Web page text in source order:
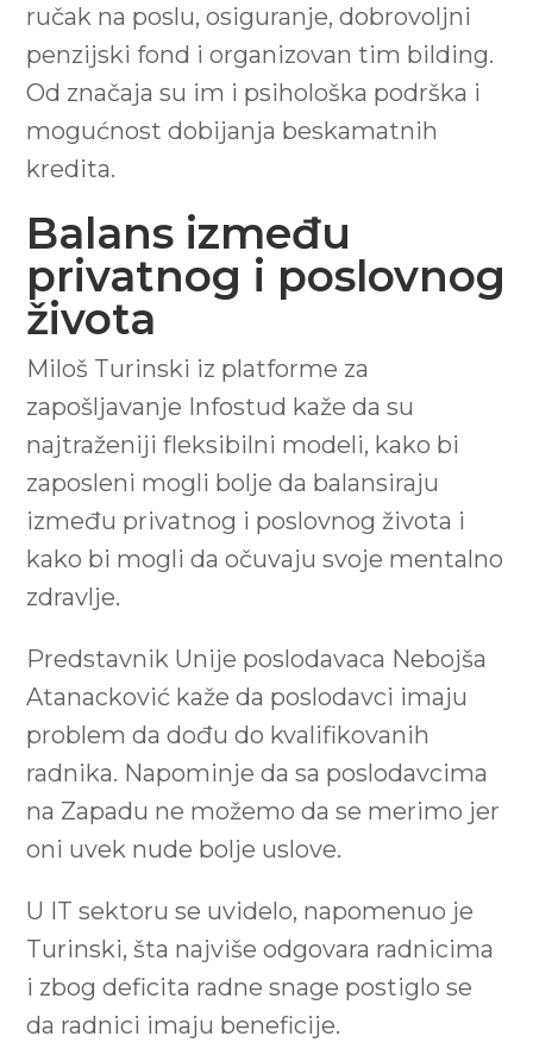
ručak na poslu, osiguranje, dobrovoljni
penzijski fond i organizovan tim bilding.
Od značaja su im i psihološka podrška i
mogućnost dobijanja beskamatnih
kredita.
Balans između
privatnog i poslovnog
života
Miloš Turinski iz platforme za
zapošljavanje Infostud kaže da su
najtraženiji fleksibilni modeli, kako bi
zaposleni mogli bolje da balansiraju
između privatnog i poslovnog života i
kako bi mogli da očuvaju svoje mentalno
zdravlje.
Predstavnik Unije poslodavaca Nebojša
Atanacković kaže da poslodavci imaju
problem da dođu do kvalifikovanih
radnika. Napominje da sa poslodavcima
na Zapadu ne možemo da se merimo jer
oni uvek nude bolje uslove.
U IT sektoru se uvidelo, napomenuo je
Turinski, šta najviše odgovara radnicima
i zbog deficita radne snage postiglo se
da radnici imaju beneficije.